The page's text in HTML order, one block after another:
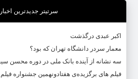
سرتیتر جدیدترین اخبار
اکبر عبدی درگذشت
معمار سردر دانشگاه تهران که بود؟
سه نشانه از آینده بانک ملی در دوره محسن
فیلم های برگزیده‌ی هفتادونهمین جشنواره